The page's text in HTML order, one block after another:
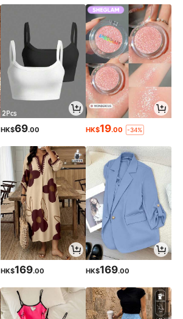
HK$69.00 HK$19.00 -34%
HK$169.00 HK$169.00